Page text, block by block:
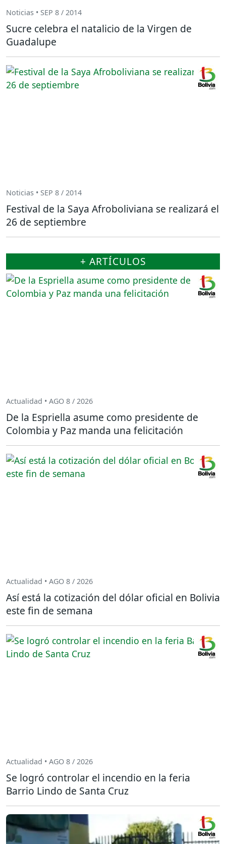
Noticias • SEP 8 / 2014
Sucre celebra el natalicio de la Virgen de
Guadalupe
Noticias • SEP 8 / 2014
Festival de la Saya Afroboliviana se realizará el
26 de septiembre
+ ARTÍCULOS
Actualidad • AGO 8 / 2026
De la Espriella asume como presidente de
Colombia y Paz manda una felicitación
Actualidad • AGO 8 / 2026
Así está la cotización del dólar oficial en Bolivia
este fin de semana
Actualidad • AGO 8 / 2026
Se logró controlar el incendio en la feria
Barrio Lindo de Santa Cruz